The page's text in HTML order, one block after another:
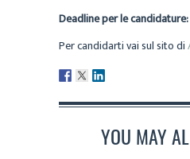
Deadline per le
Per candidarti vai sul sito di
YOU MAY